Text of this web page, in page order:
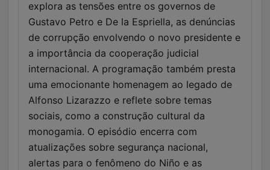
explora as tensões entre os governos de
Gustavo Petro e De la Espriella, as denúncias
de corrupção envolvendo o novo presidente e
a importância da cooperação judicial
internacional. A programação também presta
uma emocionante homenagem ao legado de
Alfonso Lizarazzo e reflete sobre temas
sociais, como a construção cultural da
monogamia. O episódio encerra com
atualizações sobre segurança nacional,
alertas para o fenômeno do Niño e as